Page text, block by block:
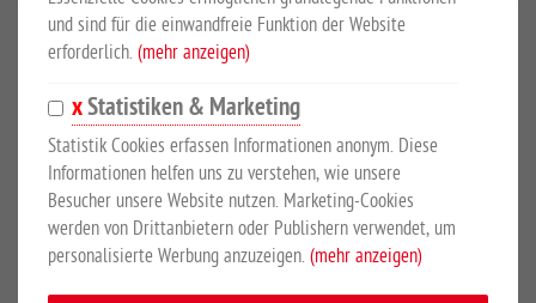
KATEGORIEN
Gartenzäune
Doppelstabmattenzaun
Schmuckzaun
Nachhaltiger Zaun
und sind für die einwandfreie Funktion der Website
erforderlich. (mehr anzeigen)
Statistiken & Marketing
Statistik Cookies erfassen Informationen anonym. Diese
Informationen helfen uns zu verstehen, wie unsere
Besucher unsere Website nutzen. Marketing-Cookies
werden von Drittanbietern oder Publishern verwendet, um
personalisierte Werbung anzuzeigen. (mehr anzeigen)